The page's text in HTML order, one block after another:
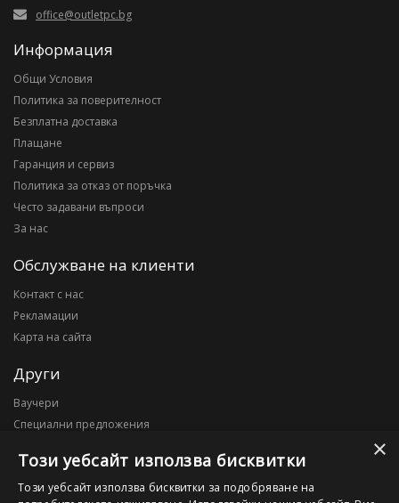
office@outletpc.bg
Информация
Общи Условия
Политика за поверителност
Безплатна доставка
Плащане
Гаранция и сервиз
Политика за отказ от поръчка
Често задавани въпроси
За нас
Обслужване на клиенти
Контакт с нас
Рекламации
Карта на сайта
Други
Ваучери
Специални предложения
Моят профил
×
Този уебсайт използва бисквитки
Този уебсайт използва бисквитки за подобряване на